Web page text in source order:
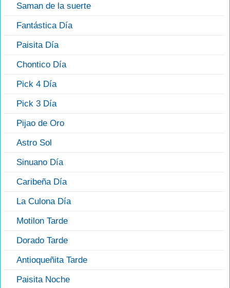
Saman de la suerte
Fantástica Día
Paisita Día
Chontico Día
Pick 4 Día
Pick 3 Día
Pijao de Oro
Astro Sol
Sinuano Día
Caribeña Día
La Culona Día
Motilon Tarde
Dorado Tarde
Antioqueñita Tarde
Paisita Noche